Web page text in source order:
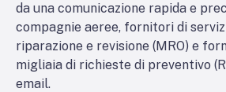
da una comunicazione rapida e
compagnie aeree, fornitori di
riparazione e revisione (MRO) e
migliaia di richieste di preventivo
email.